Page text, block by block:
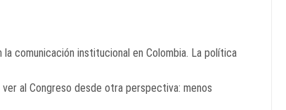
la comunicación institucional en Colombia. La política
al Congreso desde otra perspectiva: menos